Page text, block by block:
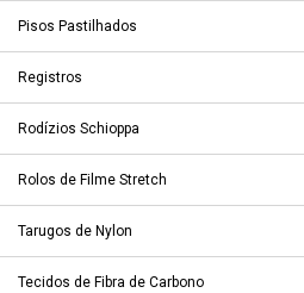
Pisos Pastilhados
Registros
Rodízios Schioppa
Rolos de Filme Stretch
Tarugos de Nylon
Tecidos de Fibra de Carbono